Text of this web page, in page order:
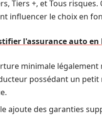
Tiers +, et Tous
influencer le choix en
l'assurance auto
minimale
possédant un
ajoute des garanties